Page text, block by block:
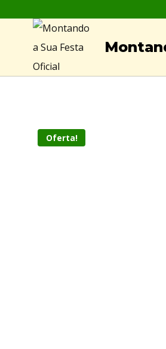
content
Oferta!